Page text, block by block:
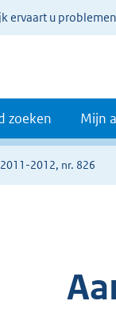
ervaart u
zoeken Mijn
2012, nr. 826